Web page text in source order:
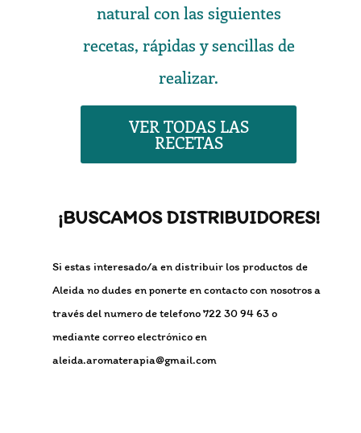
natural con las siguientes
recetas, rápidas y sencillas de
realizar.
VER TODAS LAS
RECETAS
¡BUSCAMOS DISTRIBUIDORES!
Si estas interesado/a en distribuir los productos de
Aleida no dudes en ponerte en contacto con nosotros a
través del numero de telefono 722 30 94 63 o
mediante correo electrónico en
aleida.aromaterapia@gmail.com